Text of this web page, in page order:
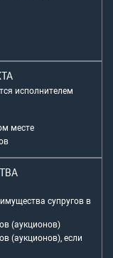
исполнителем
месте
супругов в
(аукционов)
(аукционов), если